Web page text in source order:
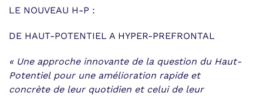
LE NOUVEAU H-P :
DE HAUT-POTENTIEL A HYPER-PREFRONTAL
« Une approche innovante de la question du Haut-
Potentiel pour une amélioration rapide et
concrète de leur quotidien et celui de leur